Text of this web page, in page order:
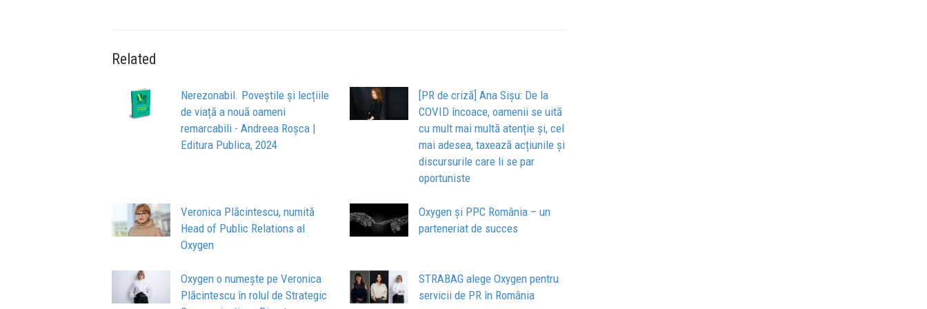
Related
Nerezonabil. Poveștile și lecțiile
de viață a nouă oameni
remarcabili - Andreea Roșca |
Editura Publica, 2024
[PR de criză] Ana Sișu: De la
COVID încoace, oamenii se uită
cu mult mai multă atenție și, cel
mai adesea, taxează acțiunile și
discursurile care li se par
oportuniste
Veronica Plăcintescu, numită
Head of Public Relations al
Oxygen
Oxygen și PPC România – un
parteneriat de succes
Oxygen o numește pe Veronica
Plăcintescu în rolul de Strategic
STRABAG alege Oxygen pentru
servicii de PR în România